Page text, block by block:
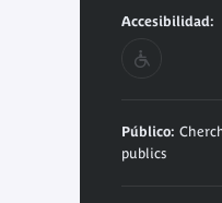
Accesibilidad:
Público:
publics